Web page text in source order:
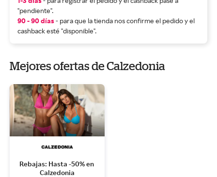
"pendiente".
90 - 90 días- para que la tienda nos confirme el pedido y el
cashback esté "disponible".
Mejores ofertas de Calzedonia
Rebajas: Hasta -50% en
Calzedonia